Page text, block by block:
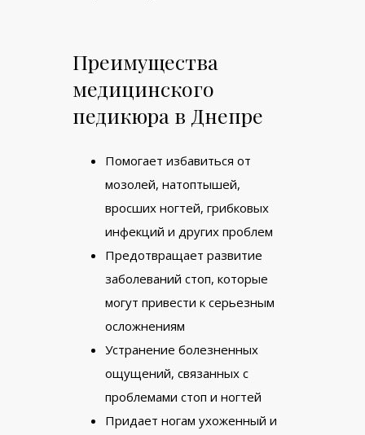
Преимущества
медицинского
педикюра в Днепре
Помогает избавиться от
мозолей, натоптышей,
вросших ногтей, грибковых
инфекций и других проблем
Предотвращает развитие
заболеваний стоп, которые
могут привести к серьезным
осложнениям
Устранение болезненных
ощущений, связанных с
проблемами стоп и ногтей
Придает ногам ухоженный и